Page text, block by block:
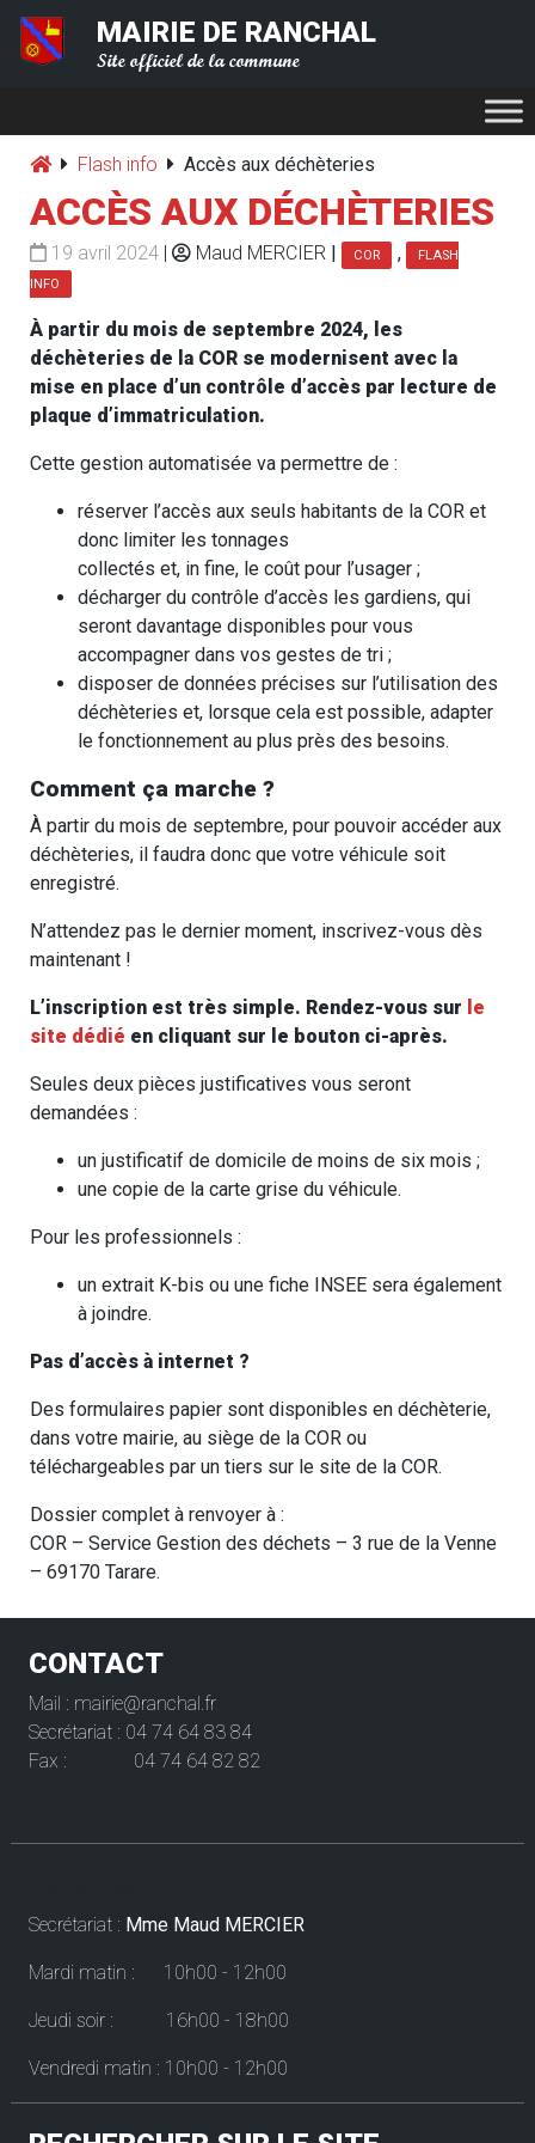
MAIRIE DE RANCHAL
Site officiel de la commune
Flash info Accès aux déchèteries
ACCÈS AUX DÉCHÈTERIES
19 avril 2024 | Maud MERCIER | COR ,
FLASH
INFO
À partir du mois de septembre 2024, les
déchèteries de la COR se modernisent avec la
mise en place d’un contrôle d’accès par lecture de
plaque d’immatriculation.
Cette gestion automatisée va permettre de :
réserver l’accès aux seuls habitants de la COR et
donc limiter les tonnages
collectés et, in fine, le coût pour l’usager ;
décharger du contrôle d’accès les gardiens, qui
seront davantage disponibles pour vous
accompagner dans vos gestes de tri ;
disposer de données précises sur l’utilisation des
déchèteries et, lorsque cela est possible, adapter
le fonctionnement au plus près des besoins.
Comment ça marche ?
À partir du mois de septembre, pour pouvoir accéder aux
déchèteries, il faudra donc que votre véhicule soit
enregistré.
N’attendez pas le dernier moment, inscrivez-vous dès
maintenant !
L’inscription est très simple. Rendez-vous sur le
site dédié en cliquant sur le bouton ci-après.
Seules deux pièces justificatives vous seront
demandées :
un justificatif de domicile de moins de six mois ;
une copie de la carte grise du véhicule.
Pour les professionnels :
un extrait K-bis ou une fiche INSEE sera également
à joindre.
Pas d’accès à internet ?
Des formulaires papier sont disponibles en déchèterie,
dans votre mairie, au siège de la COR ou
téléchargeables par un tiers sur le site de la COR.
Dossier complet à renvoyer à :
COR – Service Gestion des déchets – 3 rue de la Venne
– 69170 Tarare.
CONTACT
Mail : mairie@ranchal.fr
Secrétariat : 04 74 64 83 84
Fax : 04 74 64 82 82
Secrétariat : Mme Maud MERCIER
Mardi matin : 10h00 - 12h00
Jeudi soir : 16h00 - 18h00
Vendredi matin : 10h00 - 12h00